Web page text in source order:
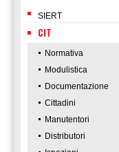
SIERT
CIT
Normativa
Modulistica
Documentazione
Cittadini
Manutentori
Distributori